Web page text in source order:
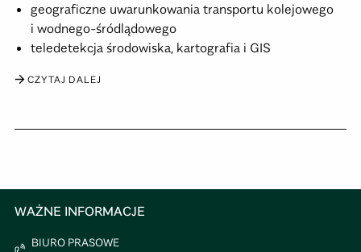
geograficzne uwarunkowania transportu kolejowego
i wodnego-śródlądowego
teledetekcja środowiska, kartografia i GIS
CZYTAJ DALEJ
WAŻNE INFORMACJE
BIURO PRASOWE